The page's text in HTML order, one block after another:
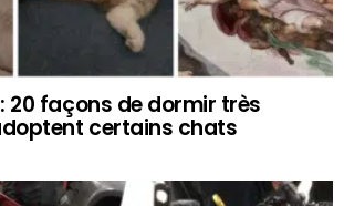
20 façons de dormir très
certains chats